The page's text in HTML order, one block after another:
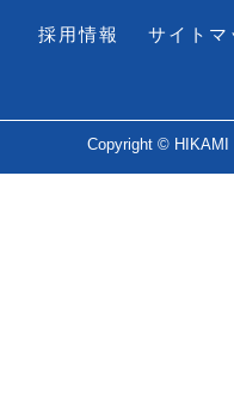
採用情報 サイトマ
Copyright © HIKAMI